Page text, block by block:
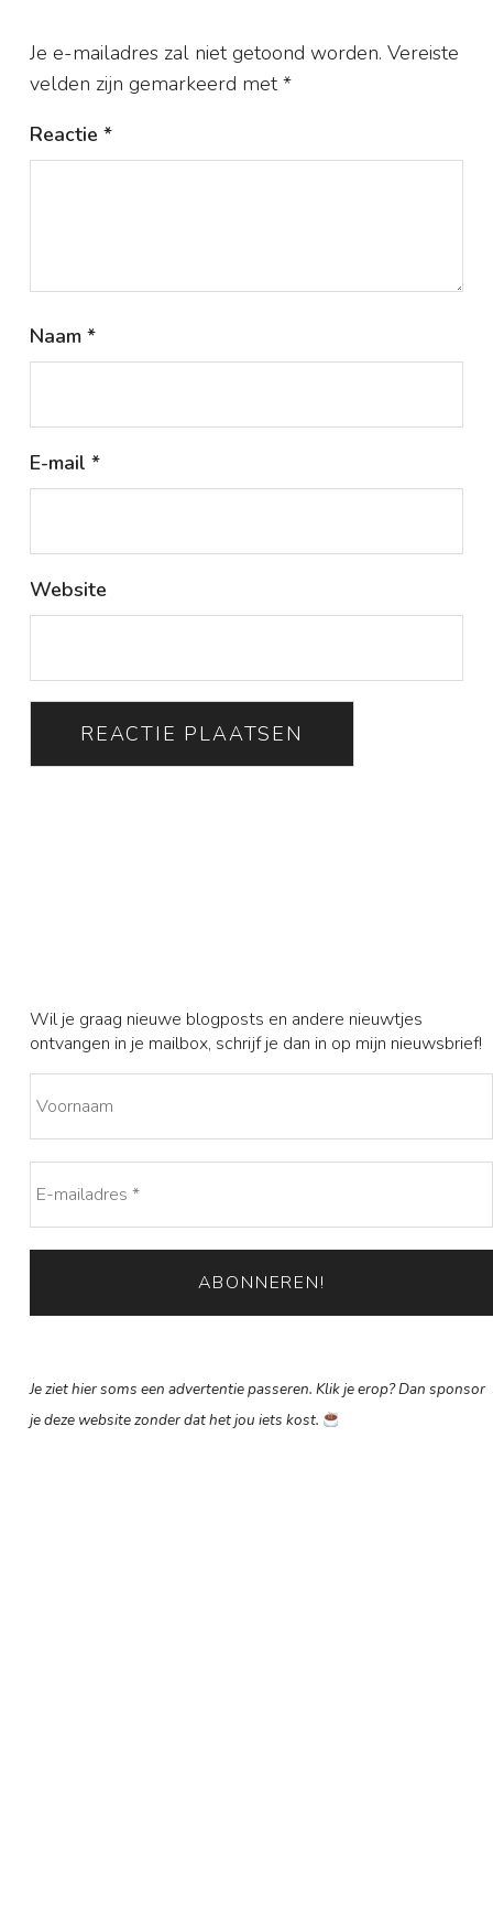
Je e-mailadres zal niet getoond worden. Vereiste
velden zijn gemarkeerd met*
Reactie *
Naam *
E-mail *
Website
Wil je graag nieuwe blogposts en andere nieuwtjes
ontvangen in je mailbox, schrijf je dan in op mijn nieuwsbrief!
Je ziet hier soms een advertentie passeren. Klik je erop? Dan sponsor
je deze website zonder dat het jou iets kost.